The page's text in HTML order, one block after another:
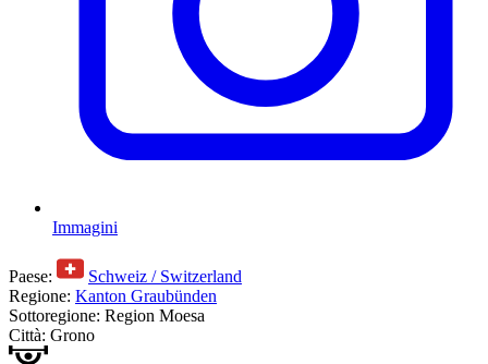
Immagini
Paese:
Schweiz / Switzerland
Regione: Kanton Graubünden
Sottoregione: Region Moesa
Città: Grono